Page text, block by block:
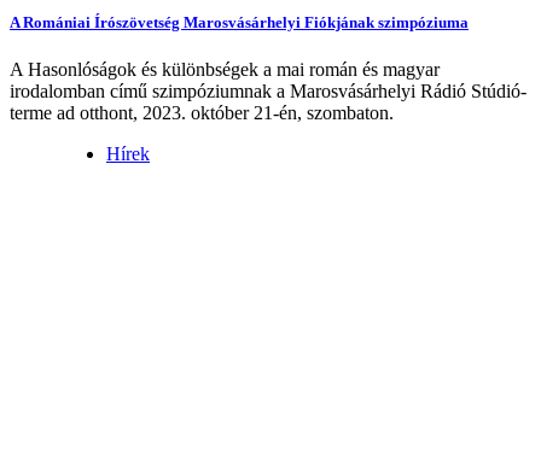
A Romániai Írószövetség Marosvásárhelyi Fiókjának szimpóziuma
A Hasonlóságok és különbségek a mai román és magyar
irodalomban című szimpóziumnak a Marosvásárhelyi Rádió Stúdió-
terme ad otthont, 2023. október 21-én, szombaton.
Hírek